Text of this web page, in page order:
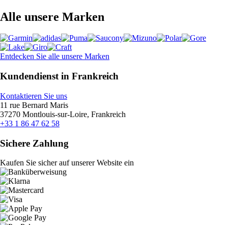
Alle unsere Marken
Entdecken Sie alle unsere Marken
Kundendienst in Frankreich
Kontaktieren Sie uns
11 rue Bernard Maris
37270 Montlouis-sur-Loire, Frankreich
+33 1 86 47 62 58
Sichere Zahlung
Kaufen Sie sicher auf unserer Website ein